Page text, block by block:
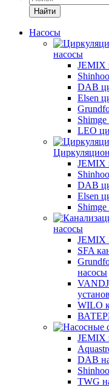
Найти
Насосы
насосы
JEMIX
DAB
Elsen
LEO
JEMIX
DAB
Elsen
насосы
JEMIX
SFA
насосы
WILO
JEMIX
DAB
TWG